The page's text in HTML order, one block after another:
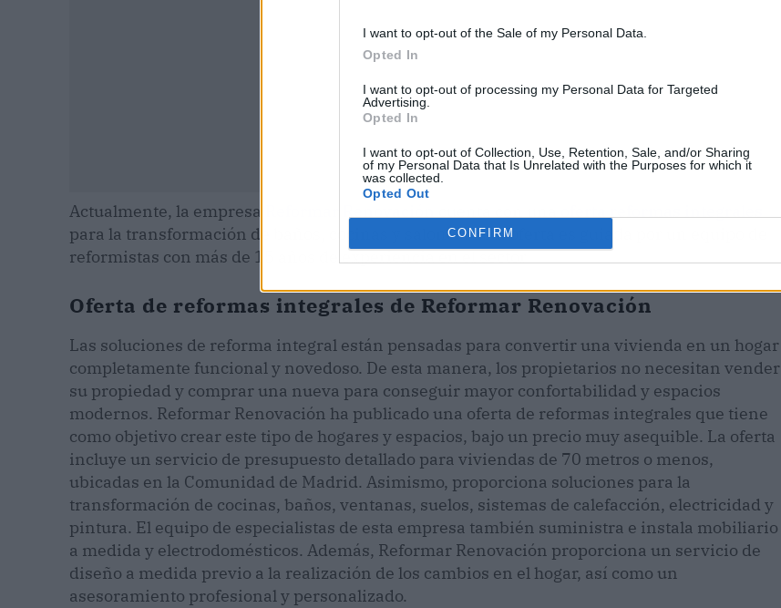
I want to opt-out of the Sale of my Personal Data.
Opted In
I want to opt-out of processing my Personal Data for Targeted
Advertising.
Opted In
I want to opt-out of Collection, Use, Retention, Sale, and/or Sharing
of my Personal Data that Is Unrelated with the Purposes for which it
was collected.
Opted Out
CONFIRM
Actualmente, la empresa
para la transformación de baños, cocinas y salones. Esta oferta es guiada por un equipo de
reformistas con más de 15 años de experiencia en el sector.
Oferta de reformas integrales de Reformar Renovación
Las soluciones de reforma integral están pensadas para convertir una vivienda en un hogar
completamente funcional y novedoso. De esta manera, los propietarios no necesitan vender
su propiedad y comprar una nueva para conseguir mayor confortabilidad y espacios
modernos. Reformar Renovación ha publicado una oferta de reformas integrales que tiene
como objetivo crear este tipo de hogares y espacios, bajo un precio muy asequible. La oferta
incluye un servicio de presupuesto detallado para viviendas de 70 metros o menos,
ubicadas en la Comunidad de Madrid. Asimismo, proporciona soluciones para la
transformación de cocinas, baños, ventanas, suelos, sistemas de calefacción, electricidad y
pintura. El equipo de especialistas de esta empresa también suministra e instala mobiliario
a medida y electrodomésticos. Además, Reformar Renovación proporciona un servicio de
diseño a medida previo a la realización de los cambios en el hogar, así como un
asesoramiento profesional y personalizado.